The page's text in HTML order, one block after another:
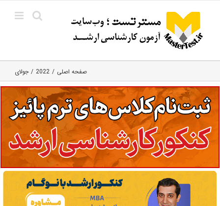
content
صفحه اصلی 2022 جولای